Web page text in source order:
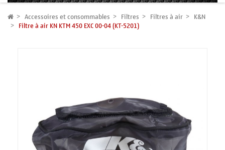
Accessoires et consommables Filtres Filtres à air K&N
Filtre à air KN KTM 450 EXC 00-04 (KT-5201)